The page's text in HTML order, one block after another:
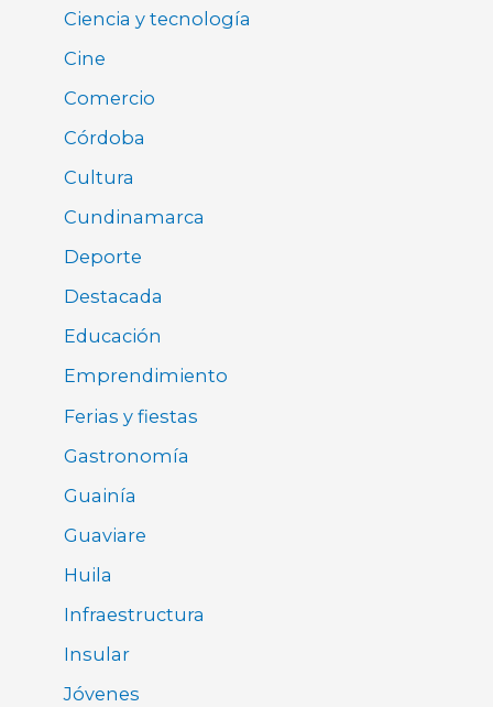
Ciencia y tecnología
Cine
Comercio
Córdoba
Cultura
Cundinamarca
Deporte
Destacada
Educación
Emprendimiento
Ferias y fiestas
Gastronomía
Guainía
Guaviare
Huila
Infraestructura
Insular
Jóvenes